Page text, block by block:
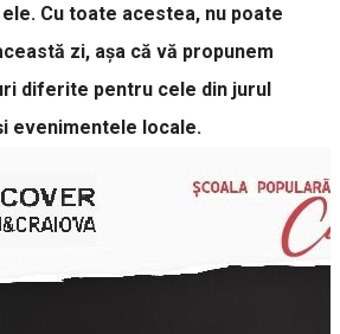
Cu toate acestea, nu poate
zi, așa că vă propunem
diferite pentru cele din jurul
evenimentele locale.